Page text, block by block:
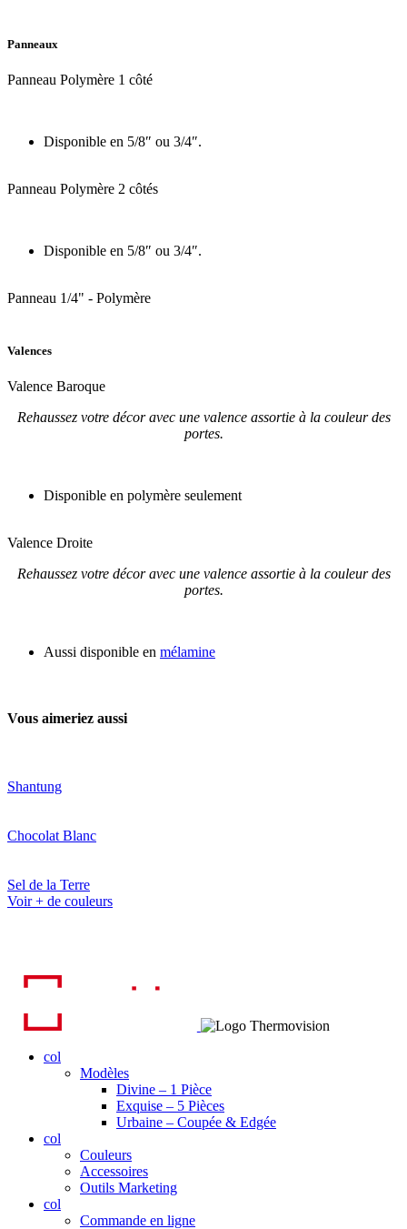
Panneaux
Panneau Polymère 1 côté
Disponible en 5/8″ ou 3/4″.
Panneau Polymère 2 côtés
Disponible en 5/8″ ou 3/4″.
Panneau 1/4" - Polymère
Valences
Valence Baroque
Rehaussez votre décor avec une valence assortie à la couleur des
portes.
Disponible en polymère seulement
Valence Droite
Rehaussez votre décor avec une valence assortie à la couleur des
portes.
Aussi disponible en mélamine
Vous aimeriez aussi
Shantung
Chocolat Blanc
Sel de la Terre
Voir + de couleurs
col
Modèles
Divine – 1 Pièce
Exquise – 5 Pièces
Urbaine – Coupée & Edgée
col
Couleurs
Accessoires
Outils Marketing
col
Commande en ligne